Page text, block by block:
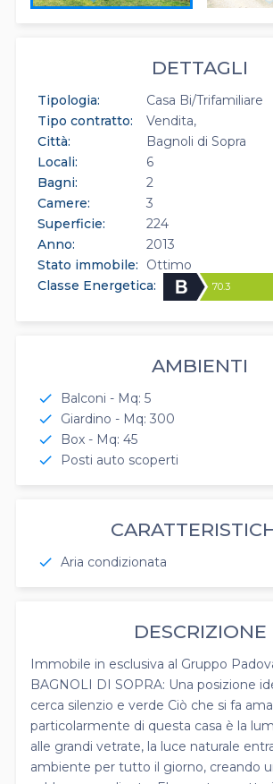
DETTAGLI
Tipologia:
Casa Bi/Trifamiliare
Tipo contratto:
Vendita
Città:
Bagnoli di Sopra
Locali:
6
Bagni:
2
Camere:
3
Superficie:
224
Anno:
2013
Stato immobile:
Ottimo
Classe Energetica:
70.3
AMBIENTI
check
Balconi - Mq: 5
check
Giardino - Mq: 300
check
Box - Mq: 45
check
Posti auto scoperti
check Aria condizionata
DESCRIZIONE
Immobile in esclusiva al Gruppo
BAGNOLI DI SOPRA: Una posizione
cerca silenzio e verde Ciò che si fa
particolarmente di questa casa è la
alle grandi vetrate, la luce naturale
ambiente per tutto il giorno, creando